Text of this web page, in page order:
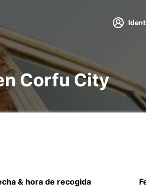
Corfu City
& hora de recogida